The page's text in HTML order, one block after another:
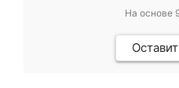
На основе